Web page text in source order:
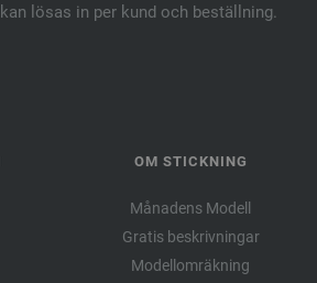
lösas in per kund och beställning.
OM STICKNING
Månadens Modell
Gratis beskrivningar
Modellomräkning